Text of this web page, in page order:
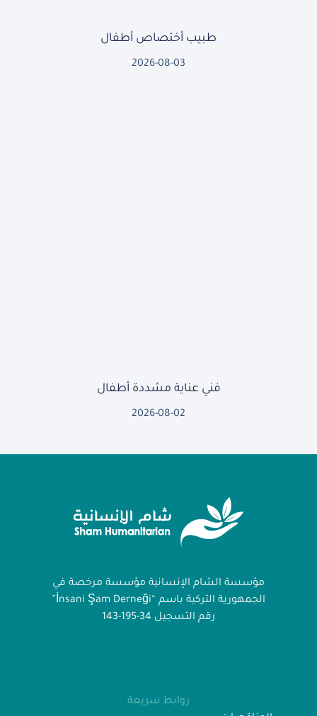
طبيب أختصاص أطفال
2026-08-03
فني عناية مشددة أطفال
2026-08-02
مؤسسة الشام الإنسانية مؤسسة مرخصة في
الجمهورية التركية باسم “İnsani Şam Derneği”
رقم التسجيل 34-195-143
روابط سريعة